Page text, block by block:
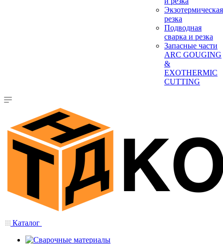
Экзотермическая
резка
Подводная
сварка и резка
Запасные части
ARC GOUGING
&
EXOTHERMIC
CUTTING
Каталог